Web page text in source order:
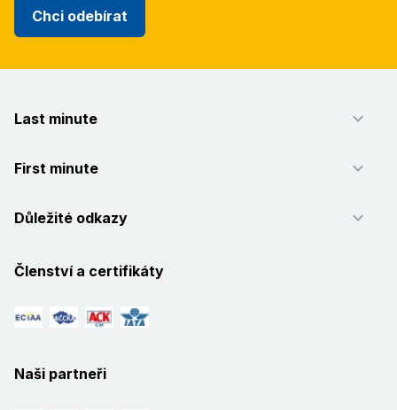
Chci odebírat
Last minute
First minute
Důležité odkazy
Členství a certifikáty
Naši partneři